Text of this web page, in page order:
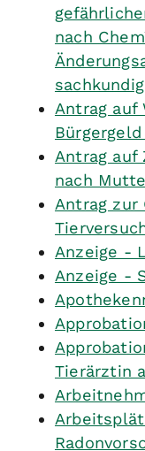
nach
Antrag auf
Antrag auf
nach
Antrag zur
Anzeige -
Anzeige -
Tierärztin